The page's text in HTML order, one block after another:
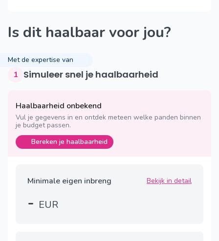
Is dit haalbaar voor jou?
Met de expertise van
1 Simuleer snel je haalbaarheid
Haalbaarheid onbekend
Vul je gegevens in en ontdek meteen welke panden binnen
je budget passen.
Bereken je haalbaarheid
Minimale eigen inbreng Bekijk in detail
- EUR